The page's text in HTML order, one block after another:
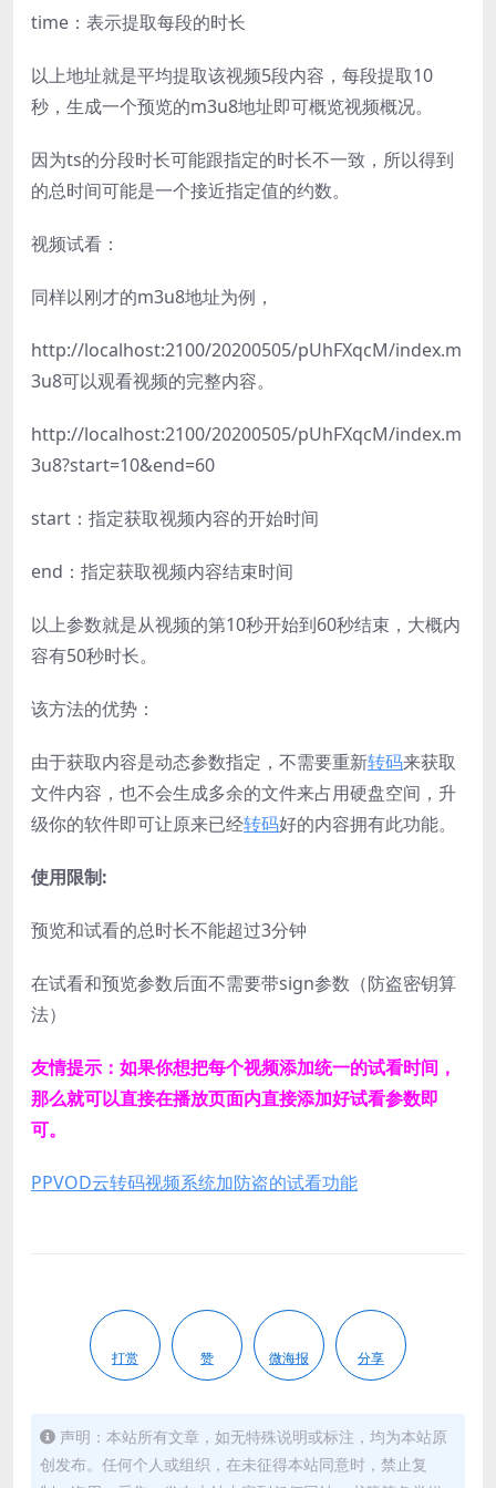
time：表示提取每段的时长
以上地址就是平均提取该视频5段内容，每段提取10
秒，生成一个预览的m3u8地址即可概览视频概况。
因为ts的分段时长可能跟指定的时长不一致，所以得到
的总时间可能是一个接近指定值的约数。
视频试看：
同样以刚才的m3u8地址为例，
http://localhost:2100/20200505/pUhFXqcM/index.m
3u8可以观看视频的完整内容。
http://localhost:2100/20200505/pUhFXqcM/index.m
3u8?start=10&end=60
start：指定获取视频内容的开始时间
end：指定获取视频内容结束时间
以上参数就是从视频的第10秒开始到60秒结束，大概内
容有50秒时长。
该方法的优势：
由于获取内容是动态参数指定，不需要重新转码来获取
文件内容，也不会生成多余的文件来占用硬盘空间，升
级你的软件即可让原来已经转码好的内容拥有此功能。
使用限制:
预览和试看的总时长不能超过3分钟
在试看和预览参数后面不需要带sign参数（防盗密钥算
法）
友情提示：如果你想把每个视频添加统一的试看时间，
那么就可以直接在播放页面内直接添加好试看参数即
可。
PPVOD云转码视频系统加防盗的试看功能
打赏 赞 微海报 分享
声明：本站所有文章，如无特殊说明或标注，均为本站原
创发布。任何个人或组织，在未征得本站同意时，禁止复